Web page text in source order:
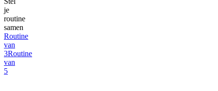
je
routine
samen
Routine
van
3Routine
van
5